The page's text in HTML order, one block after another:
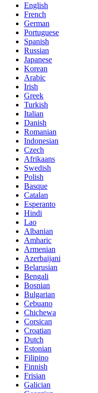
English
French
German
Portuguese
Spanish
Russian
Japanese
Korean
Arabic
Irish
Greek
Turkish
Italian
Danish
Romanian
Indonesian
Czech
Afrikaans
Swedish
Polish
Basque
Catalan
Esperanto
Hindi
Lao
Albanian
Amharic
Armenian
Azerbaijani
Belarusian
Bengali
Bosnian
Bulgarian
Cebuano
Chichewa
Corsican
Croatian
Dutch
Estonian
Filipino
Finnish
Frisian
Galician